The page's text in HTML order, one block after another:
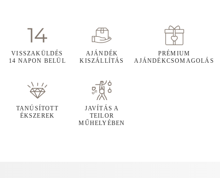
VISSZAKÜLDÉS
14 NAPON BELÜL
AJÁNDÉK
KISZÁLLÍTÁS
PRÉMIUM
AJÁNDÉKCSOMAGOLÁS
TANÚSÍTOTT
ÉKSZEREK
JAVÍTÁS A
TEILOR
MŰHELYÉBEN